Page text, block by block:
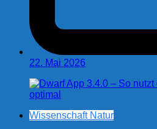
22. Mai 2026
Wissenschaft Natur